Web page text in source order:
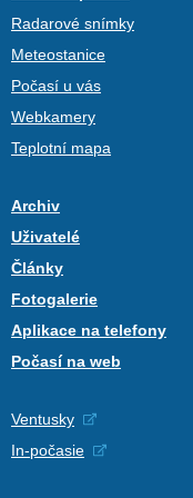
Radarové snímky
Meteostanice
Počasí u vás
Webkamery
Teplotní mapa
Archiv
Uživatelé
Články
Fotogalerie
Aplikace na telefony
Počasí na web
Ventusky
In-počasie